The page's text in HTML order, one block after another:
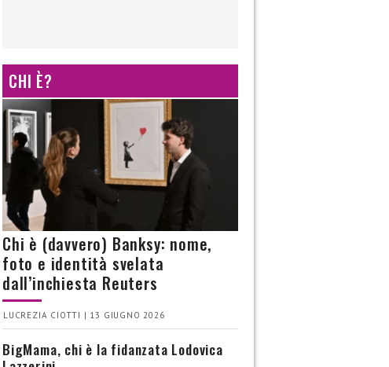
CHI È?
Chi è (davvero) Banksy: nome,
foto e identità svelata
dall’inchiesta Reuters
LUCREZIA CIOTTI | 13 GIUGNO 2026
BigMama, chi è la fidanzata Lodovica